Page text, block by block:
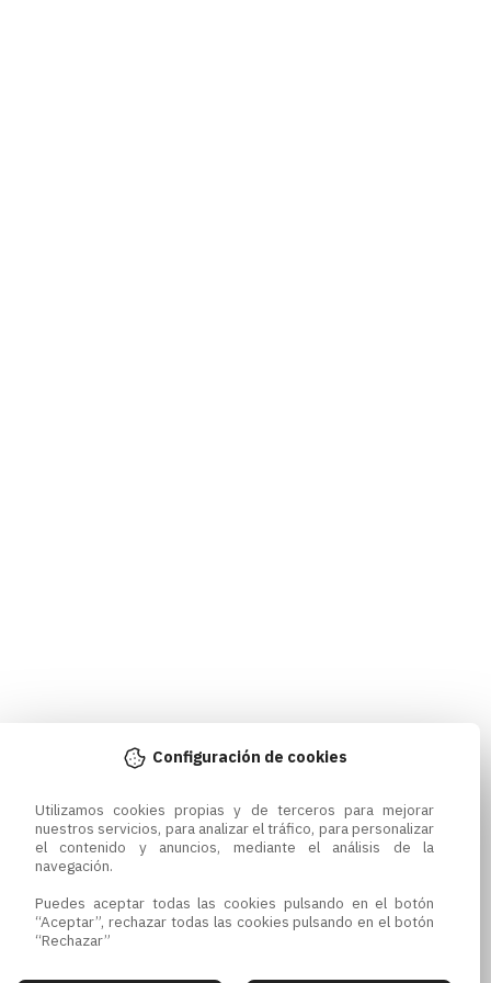
Configuración de cookies
Utilizamos cookies propias y de terceros para mejorar
nuestros servicios, para analizar el tráfico, para personalizar
el contenido y anuncios, mediante el análisis de la
navegación.
Puedes aceptar todas las cookies pulsando en el botón
“Aceptar”, rechazar todas las cookies pulsando en el botón
“Rechazar”